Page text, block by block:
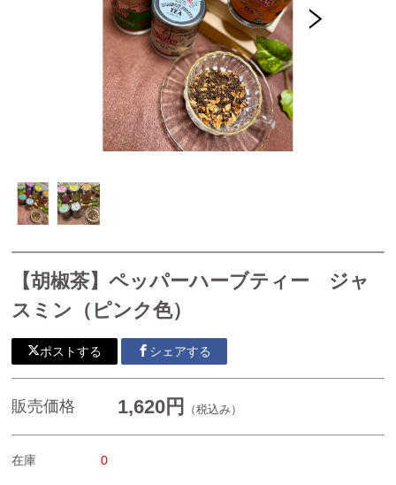
カンボジア産胡椒（カンポットペッパー)
胡椒マヨネーズ(ブラックペッパーマヨネーズ）
カンボジア産塩「カンボジア産天日塩(シーソルト）」
胡椒ハーブティー
カンボジア産ドライフルーツ
焼き菓子
カンボジア産生ハチミツ
べられる生の胡椒の実
生胡椒(グリーンペッパー）
カンボジア産生胡椒塩漬け
生胡椒ペースト
【胡椒茶】ペッパーハーブティー ジャ
スミン（ピンク色）
ポストする シェアする
販売価格 1,620円 （税込み）
在庫 0